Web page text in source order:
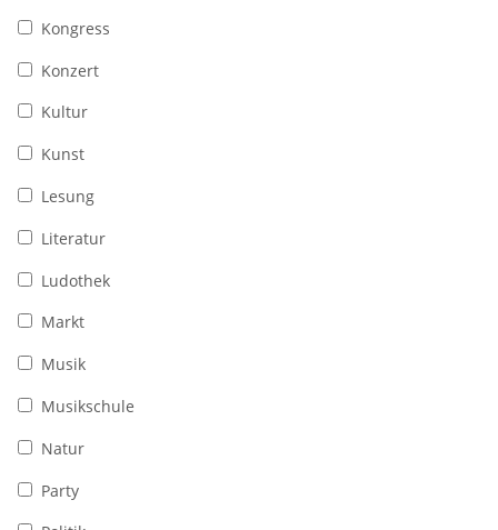
Kongress
Konzert
Kultur
Kunst
Lesung
Literatur
Ludothek
Markt
Musik
Musikschule
Natur
Party